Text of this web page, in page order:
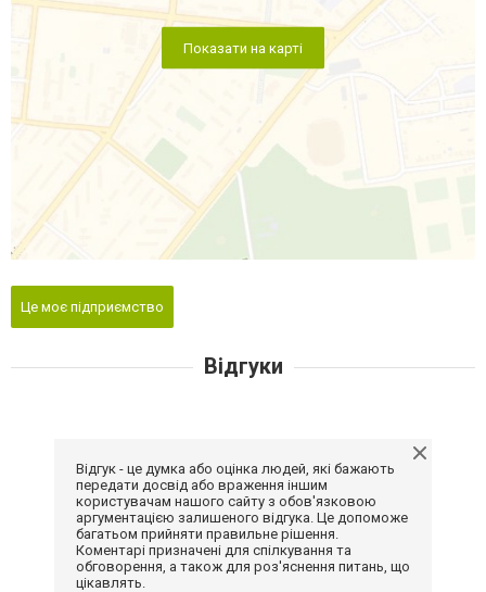
Показати на карті
Це моє підприємство
Відгуки
Відгук - це думка або оцінка людей, які бажають
передати досвід або враження іншим
користувачам нашого сайту з обов'язковою
аргументацією залишеного відгука. Це допоможе
багатьом прийняти правильне рішення.
Коментарі призначені для спілкування та
обговорення, а також для роз'яснення питань, що
цікавлять.